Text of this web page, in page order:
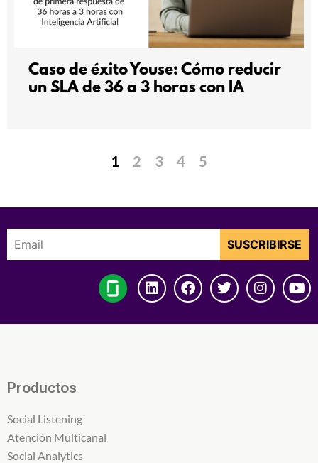
Caso de éxito Youse: Cómo reducir
un SLA de 36 a 3 horas con IA
1 2 3 4 5
Productos
Social Listening
Atención Multicanal
Social Analytics